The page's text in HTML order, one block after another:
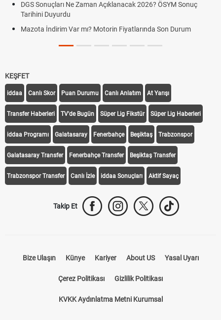
DGS Sonuçları Ne Zaman Açıklanacak 2026? ÖSYM Sonuç
Tarihini Duyurdu
Mazota İndirim Var mı? Motorin Fiyatlarında Son Durum
KEŞFET
iddaa Canlı Skor Puan Durumu Canlı Anlatım At Yarışı
Transfer Haberleri TV'de Bugün Süper Lig Fikstür Süper Lig Haberleri
iddaa Programı Galatasaray Fenerbahçe Beşiktaş Trabzonspor
Galatasaray Transfer Fenerbahçe Transfer Beşiktaş Transfer
Trabzonspor Transfer Canlı İzle iddaa Sonuçları Aktif Sayaç
Takip Et
Bize Ulaşın Künye Kariyer About US Yasal Uyarı
Çerez Politikası Gizlilik Politikası
KVKK Aydınlatma Metni Kurumsal